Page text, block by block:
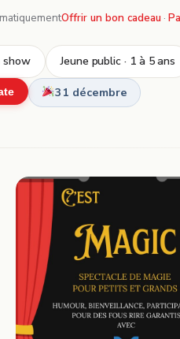
Offrir un bon cadeau ·
show Jeune public · 1 à 5 ans
31 décembre